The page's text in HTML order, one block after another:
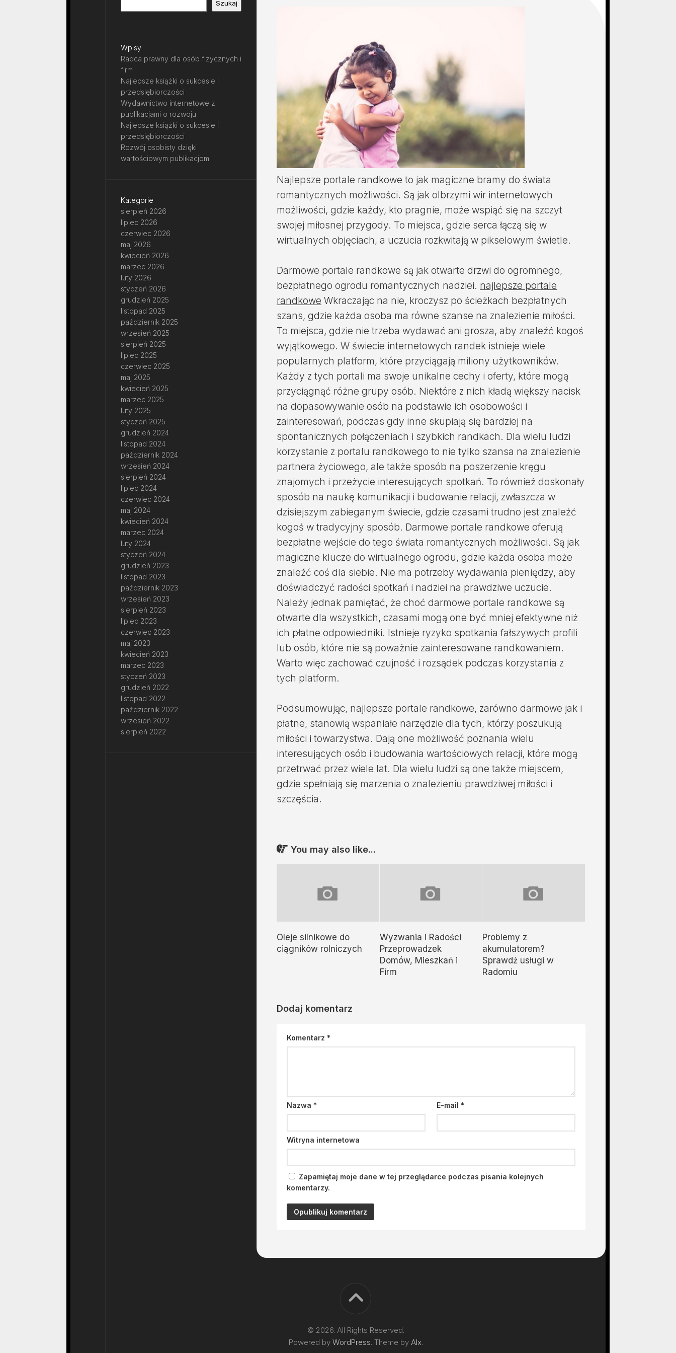
Najlepsze portale randkowe to jak magiczne bramy do świata
romantycznych możliwości. Są jak olbrzymi wir internetowych
możliwości, gdzie każdy, kto pragnie, może wspiąć się na szczyt
swojej miłosnej przygody. To miejsca, gdzie serca łączą się w
wirtualnych objęciach, a uczucia rozkwitają w pikselowym świetle.
Darmowe portale randkowe są jak otwarte drzwi do ogromnego,
bezpłatnego ogrodu romantycznych nadziei. najlepsze portale
randkowe Wkraczając na nie, kroczysz po ścieżkach bezpłatnych
szans, gdzie każda osoba ma równe szanse na znalezienie miłości.
To miejsca, gdzie nie trzeba wydawać ani grosza, aby znaleźć kogoś
wyjątkowego. W świecie internetowych randek istnieje wiele
popularnych platform, które przyciągają miliony użytkowników.
Każdy z tych portali ma swoje unikalne cechy i oferty, które mogą
przyciągnąć różne grupy osób. Niektóre z nich kładą większy nacisk
na dopasowywanie osób na podstawie ich osobowości i
zainteresowań, podczas gdy inne skupiają się bardziej na
spontanicznych połączeniach i szybkich randkach. Dla wielu ludzi
korzystanie z portalu randkowego to nie tylko szansa na znalezienie
partnera życiowego, ale także sposób na poszerzenie kręgu
znajomych i przeżycie interesujących spotkań. To również doskonały
sposób na naukę komunikacji i budowanie relacji, zwłaszcza w
dzisiejszym zabieganym świecie, gdzie czasami trudno jest znaleźć
kogoś w tradycyjny sposób. Darmowe portale randkowe oferują
bezpłatne wejście do tego świata romantycznych możliwości. Są jak
magiczne klucze do wirtualnego ogrodu, gdzie każda osoba może
znaleźć coś dla siebie. Nie ma potrzeby wydawania pieniędzy, aby
doświadczyć radości spotkań i nadziei na prawdziwe uczucie.
Należy jednak pamiętać, że choć darmowe portale randkowe są
otwarte dla wszystkich, czasami mogą one być mniej efektywne niż
ich płatne odpowiedniki. Istnieje ryzyko spotkania fałszywych profili
lub osób, które nie są poważnie zainteresowane randkowaniem.
Warto więc zachować czujność i rozsądek podczas korzystania z
tych platform.
Podsumowując, najlepsze portale randkowe, zarówno darmowe jak i
płatne, stanowią wspaniałe narzędzie dla tych, którzy poszukują
miłości i towarzystwa. Dają one możliwość poznania wielu
interesujących osób i budowania wartościowych relacji, które mogą
przetrwać przez wiele lat. Dla wielu ludzi są one także miejscem,
gdzie spełniają się marzenia o znalezieniu prawdziwej miłości i
szczęścia.
You may also like...
Oleje silnikowe do
ciągników rolniczych
Wyzwania i Radości
Przeprowadzek
Domów, Mieszkań i
Firm
Problemy z
akumulatorem?
Sprawdź usługi w
Radomiu
Dodaj komentarz
Komentarz *
Nazwa * E-mail*
Witryna internetowa
Zapamiętaj moje dane w tej przeglądarce podczas pisania kolejnych
komentarzy.
Szukaj
Wpisy
Radca prawny dla osób fizycznych i
firm
Najlepsze książki o sukcesie i
przedsiębiorczości
Wydawnictwo internetowe z
publikacjami o rozwoju
Najlepsze książki o sukcesie i
przedsiębiorczości
Rozwój osobisty dzięki
wartościowym publikacjom
Kategorie
sierpień 2026
lipiec 2026
czerwiec 2026
maj 2026
kwiecień 2026
marzec 2026
luty 2026
styczeń 2026
grudzień 2025
listopad 2025
październik 2025
wrzesień 2025
sierpień 2025
lipiec 2025
czerwiec 2025
maj 2025
kwiecień 2025
marzec 2025
luty 2025
styczeń 2025
grudzień 2024
listopad 2024
październik 2024
wrzesień 2024
sierpień 2024
lipiec 2024
czerwiec 2024
maj 2024
kwiecień 2024
marzec 2024
luty 2024
styczeń 2024
grudzień 2023
listopad 2023
październik 2023
wrzesień 2023
sierpień 2023
lipiec 2023
czerwiec 2023
maj 2023
kwiecień 2023
marzec 2023
styczeń 2023
grudzień 2022
listopad 2022
październik 2022
wrzesień 2022
sierpień 2022
© 2026. All Rights Reserved.
Powered by WordPress. Theme by Alx.